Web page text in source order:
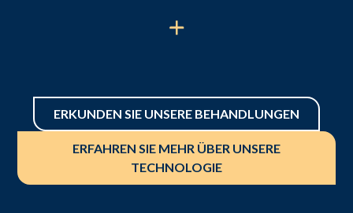
ERKUNDEN SIE UNSERE BEHANDLUNGEN
ERFAHREN SIE MEHR ÜBER UNSERE
TECHNOLOGIE